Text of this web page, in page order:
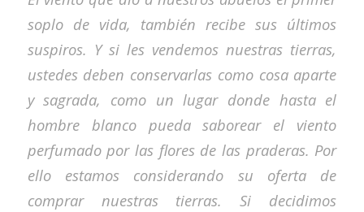
soplo de vida, también recibe sus últimos
suspiros. Y si les vendemos nuestras tierras,
ustedes deben conservarlas como cosa aparte
y sagrada, como un lugar donde hasta el
hombre blanco pueda saborear el viento
perfumado por las flores de las praderas. Por
ello estamos considerando su oferta de
comprar nuestras tierras. Si decidimos